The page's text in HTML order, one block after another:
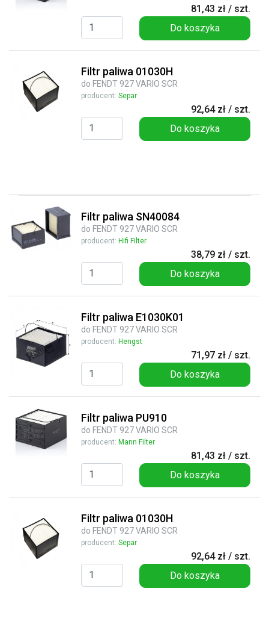
81,43 zł / szt.
Do koszyka
Filtr paliwa 01030H
do FENDT 927 VARIO SCR
producent: Separ
92,64 zł / szt.
Do koszyka
Filtr paliwa SN40084
do FENDT 927 VARIO SCR
producent: Hifi Filter
38,79 zł / szt.
Do koszyka
Filtr paliwa E1030K01
do FENDT 927 VARIO SCR
producent: Hengst
71,97 zł / szt.
Do koszyka
Filtr paliwa PU910
do FENDT 927 VARIO SCR
producent: Mann Filter
81,43 zł / szt.
Do koszyka
Filtr paliwa 01030H
do FENDT 927 VARIO SCR
producent: Separ
92,64 zł / szt.
Do koszyka